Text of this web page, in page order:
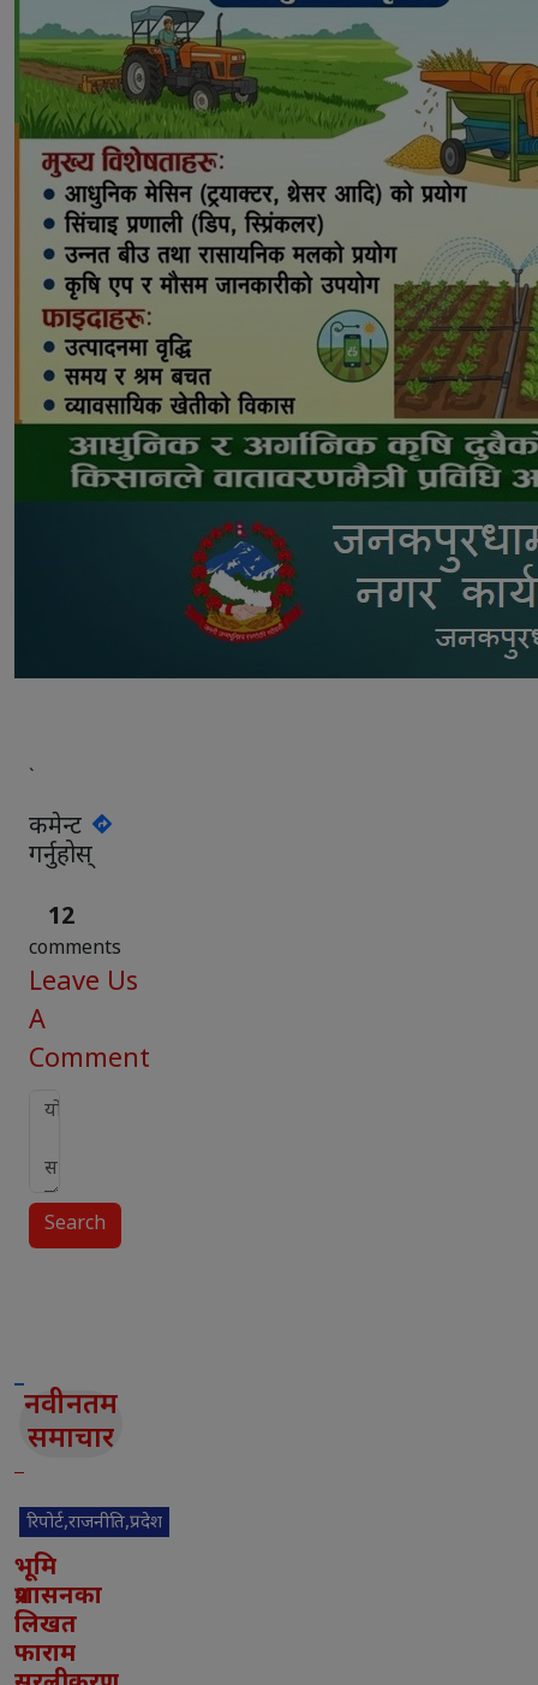
`
कमेन्ट
गर्नुहोस्
12
comments
Leave Us
A
Comment
Search
नवीनतम
समाचार
रिपोर्ट,राजनीति,प्रदेश
भूमि
प्रशासनका
लिखत
फाराम